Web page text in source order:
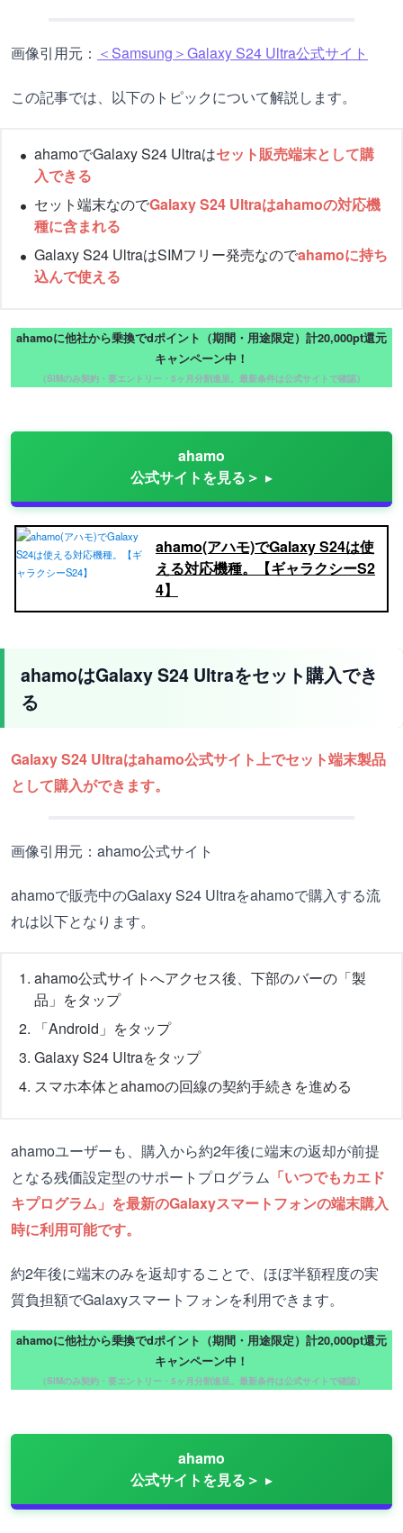
画像引用元： ＜Samsung＞Galaxy S24 Ultra公式サイト
この記事では、以下のトピックについて解説します。
ahamoでGalaxy S24 Ultraはセット販売端末として購
入できる
セット端末なのでGalaxy S24 Ultraはahamoの対応機
種に含まれる
Galaxy S24 UltraはSIMフリー発売なのでahamoに持ち
込んで使える
ahamoに他社から乗換でdポイント（期間・用途限定）計20,000pt還元
キャンペーン中！
（SIMのみ契約・要エントリー・5ヶ月分割進呈。最新条件は公式サイトで確認）
ahamo
公式サイトを見る＞
ahamo(アハモ)でGalaxy S24は使
える対応機種。【ギャラクシーS2
4】
ahamoはGalaxy S24 Ultraをセット購入でき
る
Galaxy S24 Ultraはahamo公式サイト上でセット端末製品
として購入ができます。
画像引用元：ahamo公式サイト
ahamoで販売中のGalaxy S24 Ultraをahamoで購入する流
れは以下となります。
ahamo公式サイトへアクセス後、下部のバーの「製
品」をタップ
「Android」をタップ
Galaxy S24 Ultraをタップ
スマホ本体とahamoの回線の契約手続きを進める
ahamoユーザーも、購入から約2年後に端末の返却が前提
となる残価設定型のサポートプログラム 「いつでもカエド
キプログラム」を最新のGalaxyスマートフォンの端末購入
時に利用可能です。
約2年後に端末のみを返却することで、ほぼ半額程度の実
質負担額でGalaxyスマートフォンを利用できます。
ahamoに他社から乗換でdポイント（期間・用途限定）計20,000pt還元
キャンペーン中！
（SIMのみ契約・要エントリー・5ヶ月分割進呈。最新条件は公式サイトで確認）
ahamo
公式サイトを見る＞